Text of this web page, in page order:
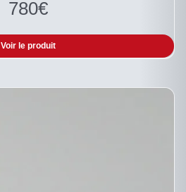
780€
Voir le produit